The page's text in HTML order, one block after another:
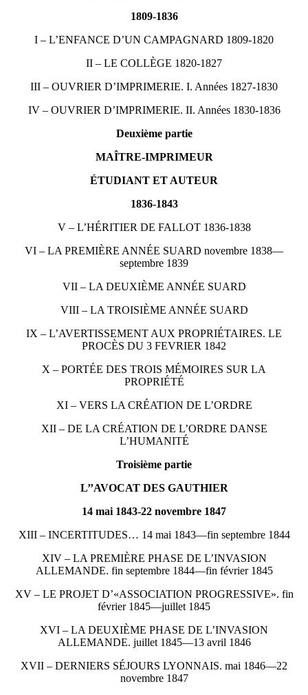
1809-1836
I – L’ENFANCE D’UN CAMPAGNARD 1809-1820
II – LE COLLÈGE 1820-1827
III – OUVRIER D’IMPRIMERIE. I. Années 1827-1830
IV – OUVRIER D’IMPRIMERIE. II. Années 1830-1836
Deuxième partie
MAÎTRE-IMPRIMEUR
ÉTUDIANT ET AUTEUR
1836-1843
V – L’HÉRITIER DE FALLOT 1836-1838
VI – LA PREMIÈRE ANNÉE SUARD novembre 1838—
septembre 1839
VII – LA DEUXIÈME ANNÉE SUARD
VIII – LA TROISIÈME ANNÉE SUARD
IX – L’AVERTISSEMENT AUX PROPRIÉTAIRES. LE
PROCÈS DU 3 FEVRIER 1842
X – PORTÉE DES TROIS MÉMOIRES SUR LA
PROPRIÉTÉ
XI – VERS LA CRÉATION DE L’ORDRE
XII – DE LA CRÉATION DE L’ORDRE DANSE
L’HUMANITÉ
Troisième partie
L’’AVOCAT DES GAUTHIER
14 mai 1843-22 novembre 1847
XIII – INCERTITUDES… 14 mai 1843—fin septembre 1844
XIV – LA PREMIÈRE PHASE DE L’INVASION
ALLEMANDE. fin septembre 1844—fin février 1845
XV – LE PROJET D’«ASSOCIATION PROGRESSIVE». fin
février 1845—juillet 1845
XVI – LA DEUXIÈME PHASE DE L’INVASION
ALLEMANDE. juillet 1845—13 avril 1846
XVII – DERNIERS SÉJOURS LYONNAIS. mai 1846—22
novembre 1847